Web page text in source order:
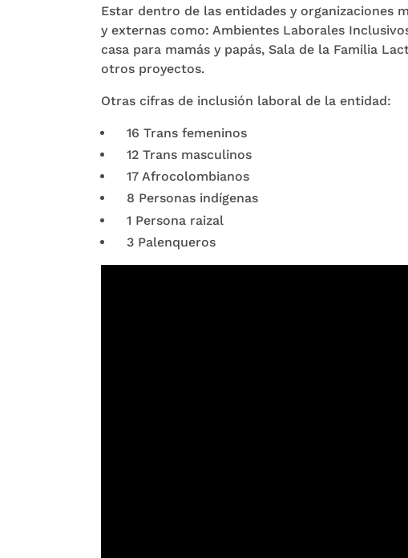
Estar dentro de las entidades y organizaciones
y externas como: Ambientes Laborales
casa para mamás y papás, Sala de la Familia
otros proyectos.
Otras cifras de inclusión laboral de la entidad:
16 Trans femeninos
12 Trans masculinos
17 Afrocolombianos
8 Personas indígenas
1 Persona raizal
3 Palenqueros